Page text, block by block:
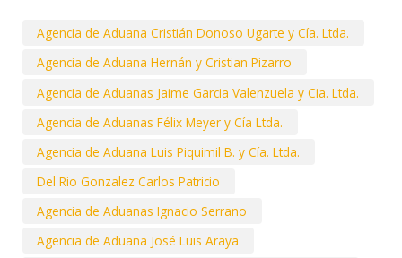
Agencia de Aduana Cristián Donoso Ugarte y Cía. Ltda.
Agencia de Aduana Hernán y Cristian Pizarro
Agencia de Aduanas Jaime Garcia Valenzuela y Cia. Ltda.
Agencia de Aduanas Félix Meyer y Cía Ltda.
Agencia de Aduana Luis Piquimil B. y Cía. Ltda.
Del Rio Gonzalez Carlos Patricio
Agencia de Aduanas Ignacio Serrano
Agencia de Aduana José Luis Araya